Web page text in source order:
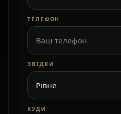
ТЕЛЕФОН
ЗВІДКИ
КУДИ